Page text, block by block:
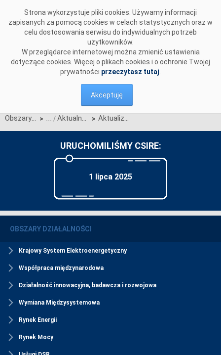
Strona wykorzystuje pliki cookies. Używamy informacji
zapisanych za pomocą cookies w celach statystycznych oraz w
celu dostosowania serwisu do indywidualnych potrzeb
użytkowników.
W przeglądarce internetowej można zmienić ustawienia
dotyczące cookies. Więcej o plikach cookies i o ochronie Twojej
prywatności przeczytasz tutaj
Akceptuję
Obszary działalności > Aktualności OIRE > Aktualizacja Planu uruchomienia nowego modelu procesów rynku energii
URUCHOMILIŚMY CSIRE:
1 lipca 2025
OBSZARY DZIAŁALNOŚCI
Krajowy System Elektroenergetyczny
Współpraca międzynarodowa
Działalność innowacyjna, badawcza i rozwojowa
Wymiana Międzysystemowa
Rynek Energii
Rynek Mocy